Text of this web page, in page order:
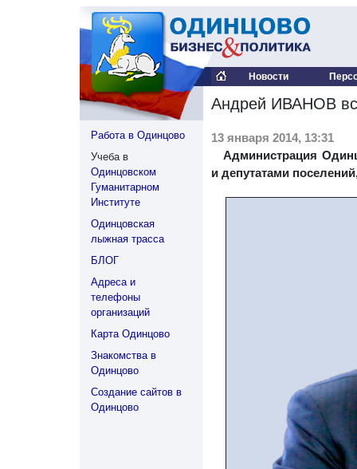
Новости
Работа в Одинцово
Учеба в
Одинцовском
Гуманитарном
Институте
Одинцовская
лыжная трасса
БЛОГ
Адреса и
телефоны
организаций
Карта Одинцово
Знакомства в
Одинцово
Создание сайтов в
Одинцово
Андрей ИВАНОВ
13 января 2014, 13:31
Администрация
и депутатами